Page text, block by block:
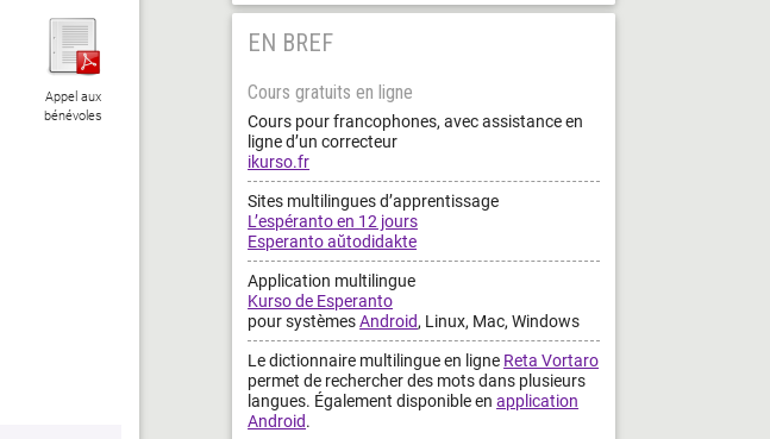
Appel aux
bénévoles
EN BREF
Cours gratuits en ligne
Cours pour francophones, avec assistance en
ligne d’un correcteur
ikurso.fr
Sites multilingues d’apprentissage
L’espéranto en 12 jours
Esperanto aŭtodidakte
Application multilingue
Kurso de Esperanto
pour systèmesAndroid, Linux, Mac, Windows
Le dictionnaire multilingue en ligne Reta Vortaro
permet de rechercher des mots dans plusieurs
langues. Également disponible enapplication
Android.